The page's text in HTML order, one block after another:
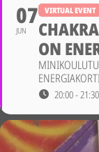
07
JUN
VIRTUAL EVENT
ON
20:00 - 21:30